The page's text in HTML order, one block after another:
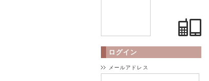
ログイン
メールアドレス